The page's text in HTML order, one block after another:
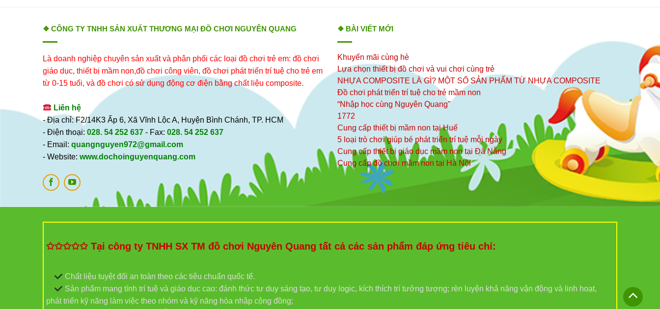
❖ CÔNG TY TNHH SẢN XUẤT THƯƠNG MẠI ĐỒ CHƠI NGUYÊN QUANG
Là doanh nghiệp chuyên sản xuất và phân phối các loại đồ chơi trẻ em: đồ chơi
giáo dục, thiết bị mầm non,đồ chơi công viên, đồ chơi phát triển trí tuệ cho trẻ em
từ 0-15 tuổi, và đồ chơi có sử dụng động cơ điện bằng chất liệu composite.
Liên hệ
- Địa chỉ: F2/14K3 Ấp 6, Xã Vĩnh Lộc A, Huyện Bình Chánh, TP. HCM
- Điện thoại: 028. 54 252 637 - Fax: 028. 54 252 637
- Email: quangnguyen972@gmail.com
- Website: www.dochoinguyenquang.com
❖ BÀI VIẾT MỚI
Khuyến mãi cùng hè
Lựa chọn thiết bị đồ chơi và vui chơi cùng trẻ
NHỰA COMPOSITE LÀ GÌ? MỘT SỐ SẢN PHẨM TỪ NHỰA COMPOSITE
Đồ chơi phát triển trí tuệ cho trẻ mầm non
“Nhập học cùng Nguyên Quang”
1772
Cung cấp thiết bị mầm non tại Huế
5 loại trò chơi giúp bé phát triển trí tuệ mỗi ngày
Cung cấp thiết bị giáo dục mầm non tại Đà Nẵng
Cung cấp đồ chơi mầm non tại Hà Nội
✩✩✩✩✩ Tại công ty TNHH SX TM đồ chơi Nguyên Quang tất cả các sản phẩm đáp ứng tiêu chí:
Chất liệu tuyệt đối an toàn theo các tiêu chuẩn quốc tế.
Sản phẩm mang tính trí tuệ và giáo dục cao: đánh thức tư duy sáng tạo, tư duy logic, kích thích trí tưởng tượng; rèn luyện khả năng vận động và linh hoạt,
phát triển kỹ năng làm việc theo nhóm và kỹ năng hòa nhập cộng đồng;